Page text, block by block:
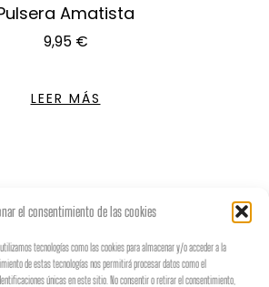
el consentimiento de las cookies
tecnologías como las cookies para almacenar y/o acceder a la
de estas tecnologías nos permitirá procesar datos como el
únicas en este sitio. No consentir o retirar el consentimiento,
Amatista
9,95 €
LEER MÁS